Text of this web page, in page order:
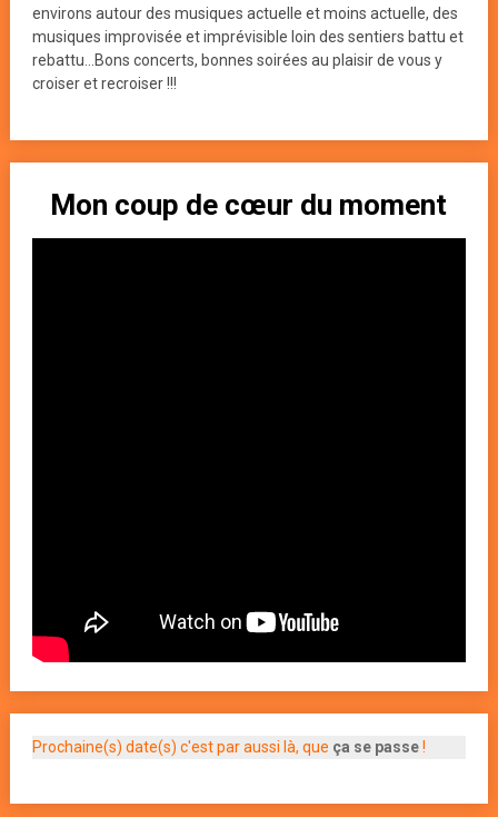
environs autour des musiques actuelle et moins actuelle, des
musiques improvisée et imprévisible loin des sentiers battu et
rebattu...Bons concerts, bonnes soirées au plaisir de vous y
croiser et recroiser !!!
Mon coup de cœur du moment
Prochaine(s) date(s) c'est par aussi là, que ça se passe!